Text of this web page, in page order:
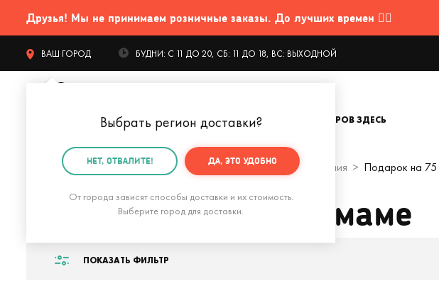
Друзья! Мы не принимаем розничные заказы. До лучших времен 🤷‍♂️
ВАШ ГОРОД
Выбрать регион доставки?
НЕТ, ОТВАЛИТЕ! ДА, ЭТО УДОБНО
От города зависят способы доставки и их стоимость.
Выберите город для доставки.
БУДНИ: С 11 ДО 20, СБ: 11 ДО 18, ВС: ВЫХОДНОЙ
КАТАЛОГ ТОВАРОВ ЗДЕСЬ
Главная Подарки маме Подарок маме на день рождения Подарок на
Подарок на 75 лет маме
ПОКАЗАТЬ ФИЛЬТР